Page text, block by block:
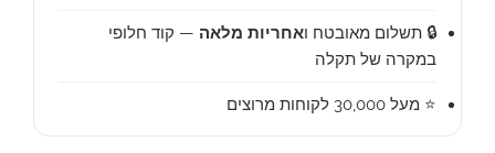
🔒 תשלום מאובטח ואחריות מלאה — קוד חלופי
במקרה של תקלה
⭐ מעל 30,000 לקוחות מרוצים